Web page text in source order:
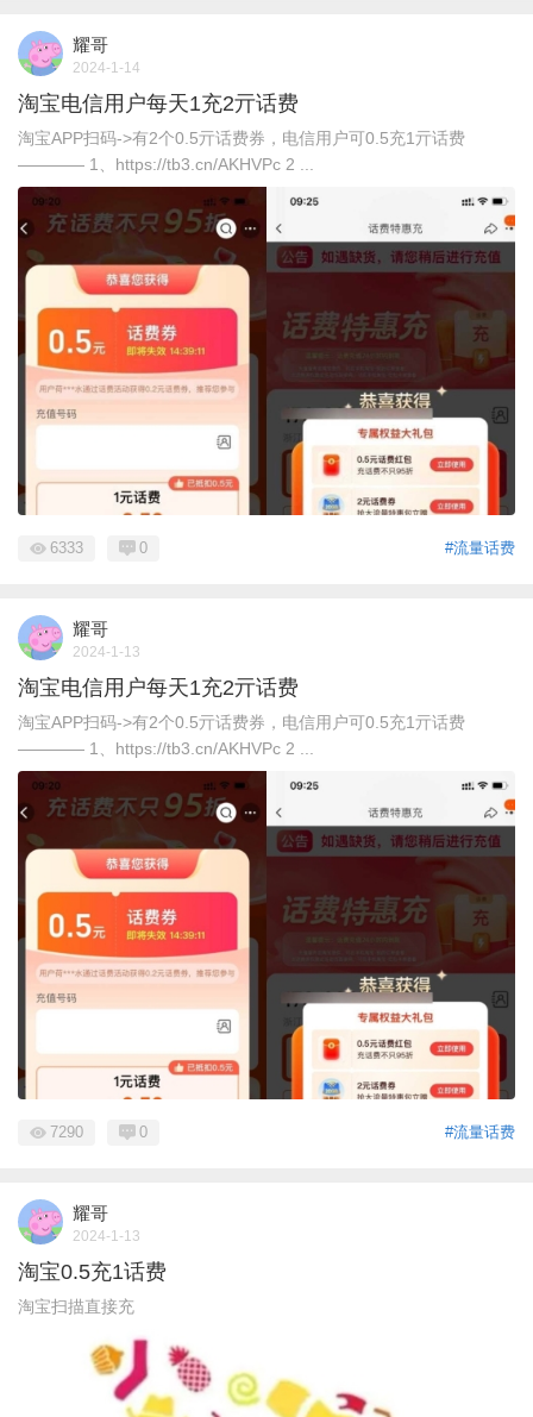
耀哥
2024-1-14
淘宝电信用户每天1充2亓话费
淘宝APP扫码->有2个0.5亓话费券，电信用户可0.5充1亓话费
———— 1、https://tb3.cn/AKHVPc 2 ...
#流量话费
6333 0
耀哥
2024-1-13
淘宝电信用户每天1充2亓话费
淘宝APP扫码->有2个0.5亓话费券，电信用户可0.5充1亓话费
———— 1、https://tb3.cn/AKHVPc 2 ...
#流量话费
7290 0
耀哥
2024-1-13
淘宝0.5充1话费
淘宝扫描直接充